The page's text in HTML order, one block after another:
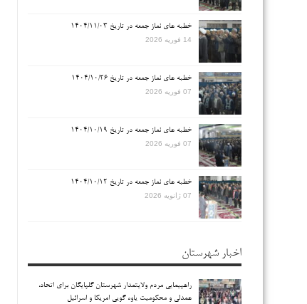
خطبه های نماز جمعه در تاریخ ۱۴۰۴/۱۱/۰۳
14 فوریه 2026
خطبه های نماز جمعه در تاریخ ۱۴۰۴/۱۰/۲۶
07 فوریه 2026
خطبه های نماز جمعه در تاریخ ۱۴۰۴/۱۰/۱۹
07 فوریه 2026
خطبه های نماز جمعه در تاریخ ۱۴۰۴/۱۰/۱۲
07 ژانویه 2026
اخبار شهرستان
راهپیمایی مردم ولایتمدار شهرستان گلپایگان برای اتحاد،
همدلی و محکومیت یاوه گویی امریکا و اسرائیل